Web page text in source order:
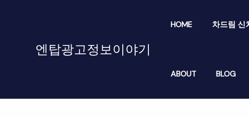
엔탑광고정보이야기
HOME 차드림 신
ABOUT BLOG